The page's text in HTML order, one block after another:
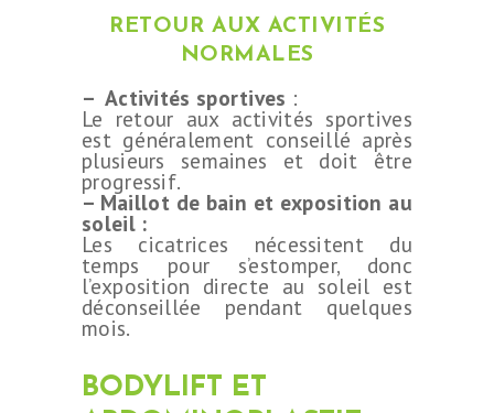
RETOUR AUX ACTIVITÉS
NORMALES
– Activités sportives :
Le retour aux activités sportives
est généralement conseillé après
plusieurs semaines et doit être
progressif.
– Maillot de bain et exposition au
soleil :
Les cicatrices nécessitent du
temps pour s’estomper, donc
l’exposition directe au soleil est
déconseillée pendant quelques
mois.
BODYLIFT ET